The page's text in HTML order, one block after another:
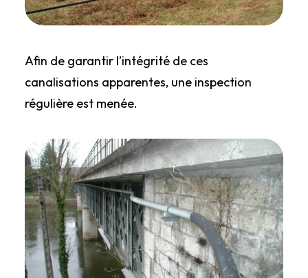
Afin de garantir l’intégrité de ces
canalisations apparentes, une inspection
régulière est menée.